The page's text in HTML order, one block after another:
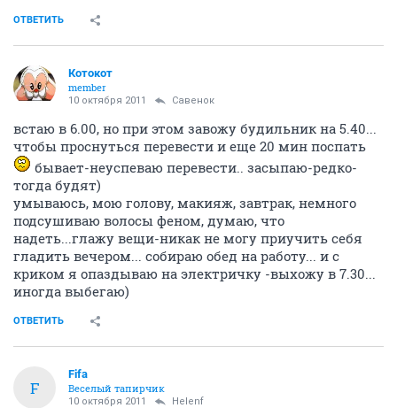
ОТВЕТИТЬ
Котокот
member
10 октября 2011 Савенок
встаю в 6.00, но при этом завожу будильник на 5.40...
чтобы проснуться перевести и еще 20 мин поспать
бывает-неуспеваю перевести.. засыпаю-редко-
тогда будят)
умываюсь, мою голову, макияж, завтрак, немного
подсушиваю волосы феном, думаю, что
надеть...глажу вещи-никак не могу приучить себя
гладить вечером... собираю обед на работу... и с
криком я опаздываю на электричку -выхожу в 7.30...
иногда выбегаю)
ОТВЕТИТЬ
F
Fifa
Веселый тапирчик
10 октября 2011 Helenf